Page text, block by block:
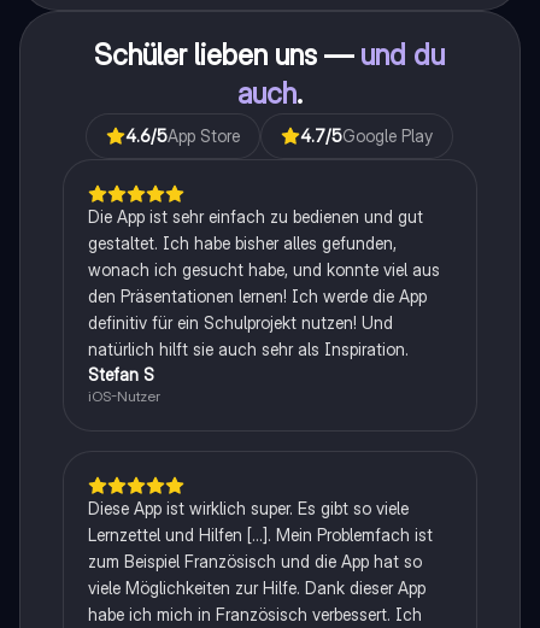
Schüler lieben uns — und du
auch.
4.6/5App Store 4.7/5Google Play
Die App ist sehr einfach zu bedienen und gut
gestaltet. Ich habe bisher alles gefunden,
wonach ich gesucht habe, und konnte viel aus
den Präsentationen lernen! Ich werde die App
definitiv für ein Schulprojekt nutzen! Und
natürlich hilft sie auch sehr als Inspiration.
Stefan S
iOS-Nutzer
Diese App ist wirklich super. Es gibt so viele
Lernzettel und Hilfen [...]. Mein Problemfach ist
zum Beispiel Französisch und die App hat so
viele Möglichkeiten zur Hilfe. Dank dieser App
habe ich mich in Französisch verbessert. Ich